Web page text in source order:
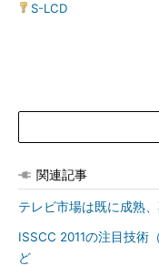
S-LCD
関連記事
テレビ市場は既に成熟
ISSCC 2011の注目技術
ど